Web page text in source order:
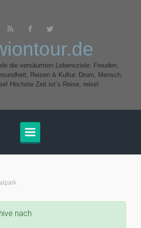
die versäumten Lebensziele: Freuden,
Reisen & Kultur. Drum, Mensch,
Höchste Zeit ist´s Reise, reise!
nach